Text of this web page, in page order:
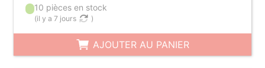
10 pièces en stock
(il y a 7 jours )
AJOUTER AU PANIER